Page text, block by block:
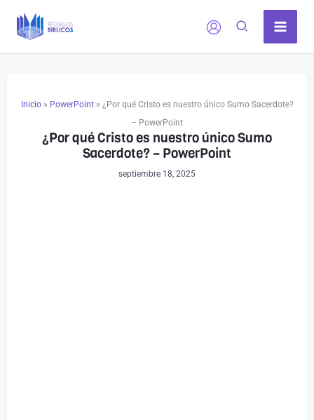
Inicio» PowerPoint» ¿Por qué Cristo es nuestro único Sumo Sacerdote?
– PowerPoint
¿Por qué Cristo es nuestro único Sumo
Sacerdote? – PowerPoint
septiembre 18, 2025